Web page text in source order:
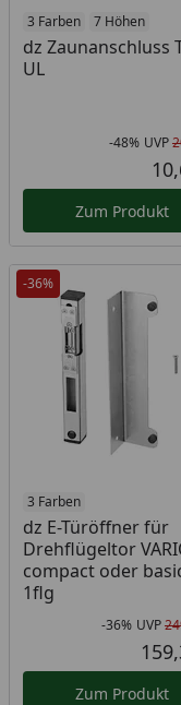
3 Farben 7 Höhen
dz Zaunanschluss
UL
-48% UVP
Zum Produkt
-36%
3 Farben
dz E-Türöffner für
Drehflügeltor
compact oder
1flg
-36% UVP
Zum Produkt